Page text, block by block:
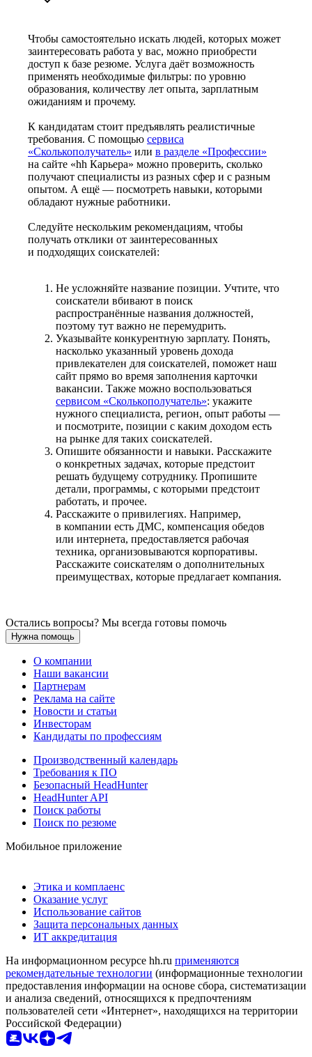
Чтобы самостоятельно искать людей, которых может
заинтересовать работа у вас, можно приобрести
доступ к базе резюме. Услуга даёт возможность
применять необходимые фильтры: по уровню
образования, количеству лет опыта, зарплатным
ожиданиям и прочему.
К кандидатам стоит предъявлять реалистичные
требования. С помощью сервиса
«Сколькополучатель» или в разделе «Профессии»
на сайте «hh Карьера» можно проверить, сколько
получают специалисты из разных сфер и с разным
опытом. А ещё — посмотреть навыки, которыми
обладают нужные работники.
Следуйте нескольким рекомендациям, чтобы
получать отклики от заинтересованных
и подходящих соискателей:
Не усложняйте название позиции. Учтите, что
соискатели вбивают в поиск
распространённые названия должностей,
поэтому тут важно не перемудрить.
Указывайте конкурентную зарплату. Понять,
насколько указанный уровень дохода
привлекателен для соискателей, поможет наш
сайт прямо во время заполнения карточки
вакансии. Также можно воспользоваться
сервисом «Сколькополучатель»: укажите
нужного специалиста, регион, опыт работы —
и посмотрите, позиции с каким доходом есть
на рынке для таких соискателей.
Опишите обязанности и навыки. Расскажите
о конкретных задачах, которые предстоит
решать будущему сотруднику. Пропишите
детали, программы, с которыми предстоит
работать, и прочее.
Расскажите о привилегиях. Например,
в компании есть ДМС, компенсация обедов
или интернета, предоставляется рабочая
техника, организовываются корпоративы.
Расскажите соискателям о дополнительных
преимуществах, которые предлагает компания.
Остались вопросы? Мы всегда готовы помочь
Нужна помощь
О компании
Наши вакансии
Партнерам
Реклама на сайте
Новости и статьи
Инвесторам
Кандидаты по профессиям
Производственный календарь
Требования к ПО
Безопасный HeadHunter
HeadHunter API
Поиск работы
Поиск по резюме
Мобильное приложение
Этика и комплаенс
Оказание услуг
Использование сайтов
Защита персональных данных
ИТ аккредитация
На информационном ресурсе hh.ru применяются
рекомендательные технологии (информационные технологии
предоставления информации на основе сбора, систематизации
и анализа сведений, относящихся к предпочтениям
пользователей сети «Интернет», находящихся на территории
Российской Федерации)